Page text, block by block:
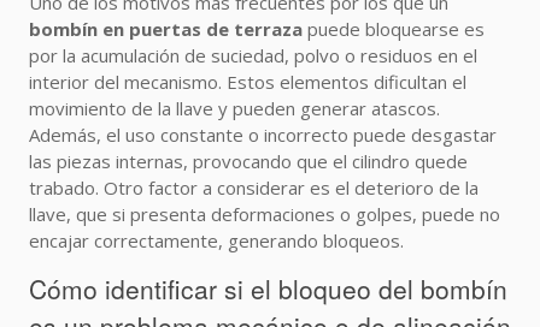
bombín en puertas de terraza puede bloquearse es
por la acumulación de suciedad, polvo o residuos en el
interior del mecanismo. Estos elementos dificultan el
movimiento de la llave y pueden generar atascos.
Además, el uso constante o incorrecto puede desgastar
las piezas internas, provocando que el cilindro quede
trabado. Otro factor a considerar es el deterioro de la
llave, que si presenta deformaciones o golpes, puede no
encajar correctamente, generando bloqueos.
Cómo identificar si el bloqueo del bombín